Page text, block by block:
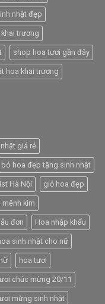
nhật đẹp
trương
shop hoa tươi gần đây
hoa khai trương
giá rẻ
bó hoa đẹp tặng sinh nhật
Hà Nội giỏ hoa đẹp
kim
đơn Hoa nhập khẩu
sinh nhật cho nữ
hoa tươi
chúc mừng 20/11
mừng sinh nhật